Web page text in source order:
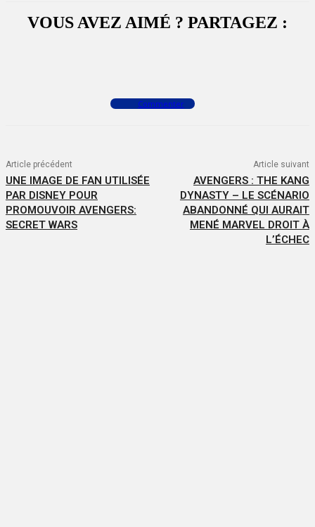
VOUS AVEZ AIMÉ ? PARTAGEZ :
Commenter
Article précédent
UNE IMAGE DE FAN UTILISÉE
PAR DISNEY POUR
PROMOUVOIR AVENGERS:
SECRET WARS
Article suivant
AVENGERS : THE KANG
DYNASTY – LE SCÉNARIO
ABANDONNÉ QUI AURAIT
MENÉ MARVEL DROIT À
L’ÉCHEC